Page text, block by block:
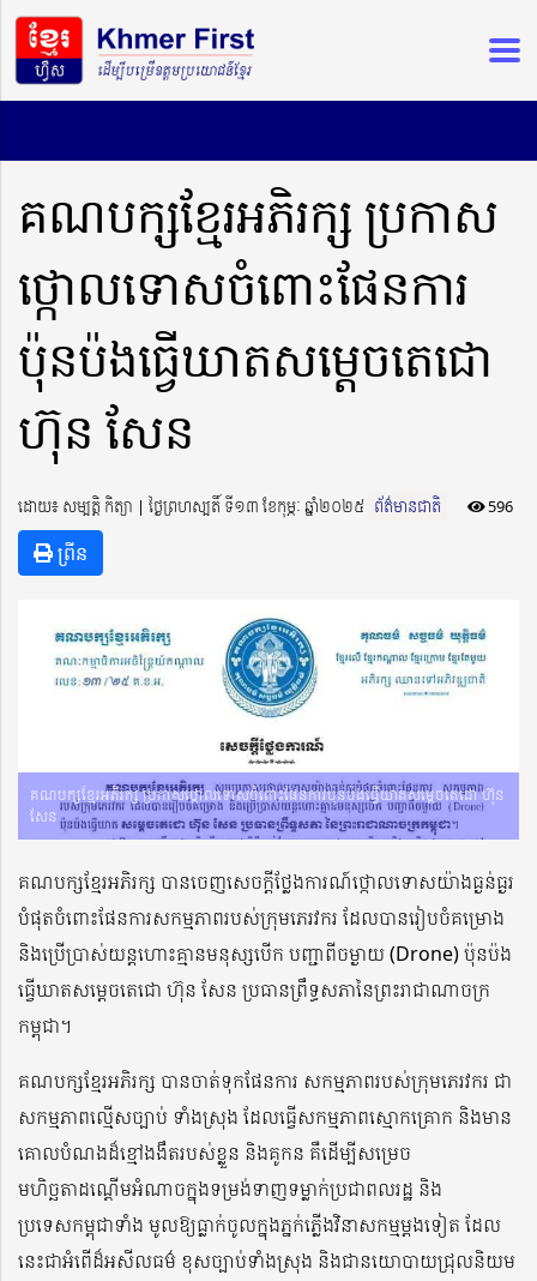
គណបក្សខ្មែរអភិរក្ស ប្រកាស
ថ្កោលទោសចំពោះផែនការ
ប៉ុនប៉ងធ្វើឃាតសម្តេចតេជោ
ហ៊ុន សែន
ដោយ៖ សម្បត្តិ កិត្យា ​​ | ថ្ងៃព្រហស្បតិ៍ ទី១៣ ខែកុម្ភៈ ឆ្នាំ២០២៥ ព័ត៌មានជាតិ 596
ព្រីន
គណបក្សខ្មែរអភិរក្ស ប្រកាសថ្កោលទោសចំពោះផែនការប៉ុនប៉ងធ្វើឃាតសម្តេចតេជោ ហ៊ុន
សែន
គណបក្សខ្មែរអភិរក្ស បានចេញសេចក្តីថ្លែងការណ៍ថ្កោលទោសយ៉ាងធ្ងន់ធ្ងរ
បំផុតចំពោះផែនការសកម្មភាពរបស់ក្រុមភេរវករ ដែលបានរៀបចំគម្រោង
និងប្រើប្រាស់យន្តហោះគ្មានមនុស្សបើក បញ្ជាពីចម្ងាយ (Drone) ប៉ុនប៉ង
ធ្វើឃាតសម្តេចតេជោ ហ៊ុន សែន ប្រធានព្រឹទ្ធសភានៃព្រះរាជាណាចក្រ
កម្ពុជា។
គណបក្សខ្មែរអភិរក្ស បានចាត់ទុកផែនការ សកម្មភាពរបស់ក្រុមភេរវករ ជា
សកម្មភាពល្មើសច្បាប់ ទាំងស្រុង ដែលធ្វើសកម្មភាពស្មោកគ្រោក និងមាន
គោលបំណងដ៏ខ្មៅងងឹតរបស់ខ្លួន និងគូកន គឺដើម្បីសម្រេច
មហិច្ឆតាដណ្តើមអំណាចក្នុងទម្រង់ទាញទម្លាក់ប្រជាពលរដ្ឋ និង
ប្រទេសកម្ពុជាទាំង មូលឱ្យធ្លាក់ចូលក្នុងភ្នក់ភ្លើងវិនាសកម្មម្តងទៀត ដែល
នេះជាអំពើដ៏អសីលធម៌ ខុសច្បាប់ទាំងស្រុង និងជានយោបាយជ្រុលនិយម